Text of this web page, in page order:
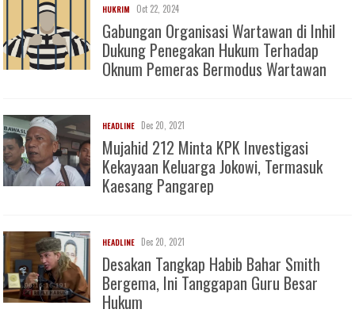
HUKRIM Oct 22, 2024
Gabungan Organisasi Wartawan di Inhil
Dukung Penegakan Hukum Terhadap
Oknum Pemeras Bermodus Wartawan
HEADLINE Dec 20, 2021
Mujahid 212 Minta KPK Investigasi
Kekayaan Keluarga Jokowi, Termasuk
Kaesang Pangarep
HEADLINE Dec 20, 2021
Desakan Tangkap Habib Bahar Smith
Bergema, Ini Tanggapan Guru Besar
Hukum